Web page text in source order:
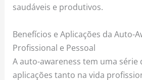
saudáveis e produtivos.
Benefícios e Aplicações da Auto-
Profissional e Pessoal
A auto-awareness tem uma série
aplicações tanto na vida